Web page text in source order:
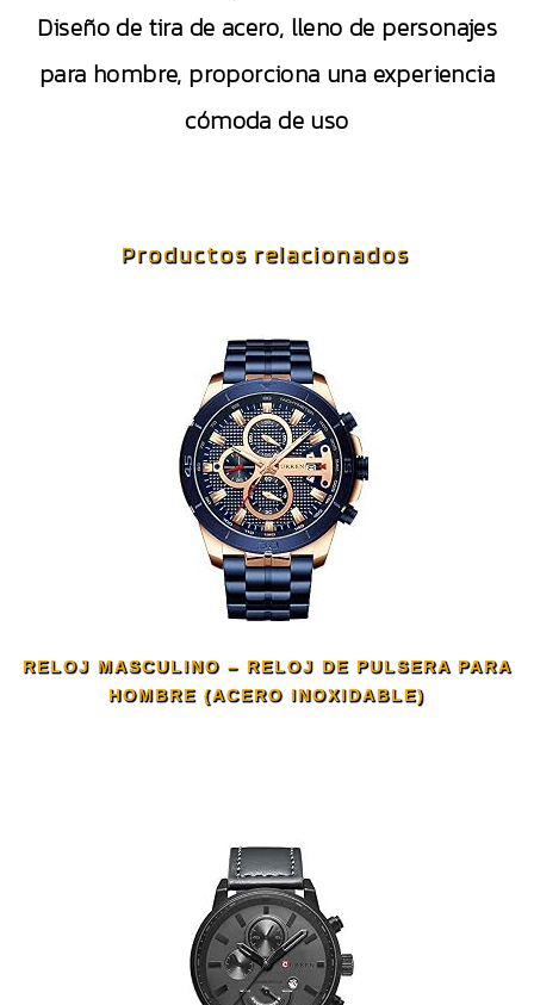
Diseño de tira de acero, lleno de personajes
para hombre, proporciona una experiencia
cómoda de uso
Productos relacionados
RELOJ MASCULINO – RELOJ DE PULSERA PARA
HOMBRE (ACERO INOXIDABLE)